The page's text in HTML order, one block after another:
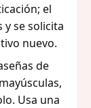
el
se solicita
nuevo.
de
Usa una